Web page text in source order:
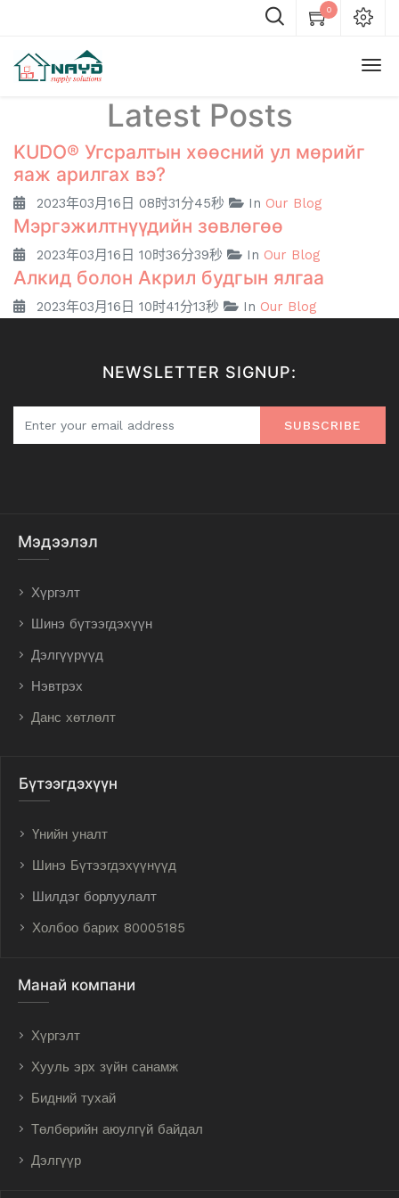
0
Latest Posts
KUDO® Угсралтын хөөсний ул мөрийг
яаж арилгах вэ?
2023年03月16日 08时31分45秒 In Our Blog
Мэргэжилтнүүдийн зөвлөгөө
2023年03月16日 10时36分39秒 In Our Blog
Алкид болон Акрил будгын ялгаа
2023年03月16日 10时41分13秒 In Our Blog
NEWSLETTER SIGNUP:
SUBSCRIBE
Мэдээлэл
Хүргэлт
Шинэ бүтээгдэхүүн
Дэлгүүрүүд
Нэвтрэх
Данс хөтлөлт
Бүтээгдэхүүн
Үнийн уналт
Шинэ Бүтээгдэхүүнүүд
Шилдэг борлуулалт
Холбоо барих 80005185
Манай компани
Хүргэлт
Хууль эрх зүйн санамж
Бидний тухай
Төлбөрийн аюулгүй байдал
Дэлгүүр